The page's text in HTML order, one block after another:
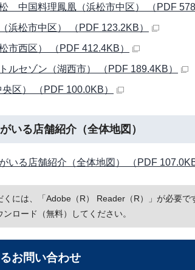
中国料理鳳凰（浜松市中区） （PDF
浜松市中区） （PDF 123.2KB）
市西区） （PDF 412.4KB）
ルセゾン（湖西市） （PDF 189.4KB）
区） （PDF 100.0KB）
いる店舗紹介（全体地図）
いる店舗紹介（全体地図） （PDF
くには、「Adobe（R） Reader（R）」が必要で
ンロード（無料）してください。
お問い合わせ